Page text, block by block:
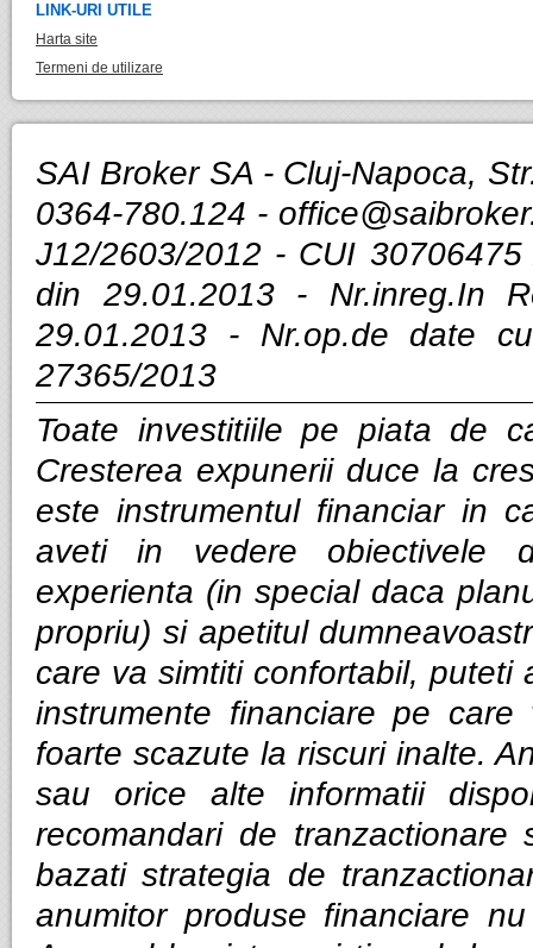
LINK-URI UTILE
Harta site
Termeni de utilizare
SAI Broker SA - Cluj-Napoca,
0364-780.124 -
J12/2603/2012 - CUI
din 29.01.2013 - Nr.inreg.In
29.01.2013 - Nr.op.de date
27365/2013
Toate investitiile pe piata de
Cresterea expunerii duce la
este instrumentul financiar in
aveti in vedere obiectivele
experienta (in special daca
propriu) si apetitul
care va simtiti confortabil, puteti
instrumente financiare pe
foarte scazute la riscuri inalte.
sau orice alte informatii
recomandari de
bazati strategia de
anumitor produse financiare